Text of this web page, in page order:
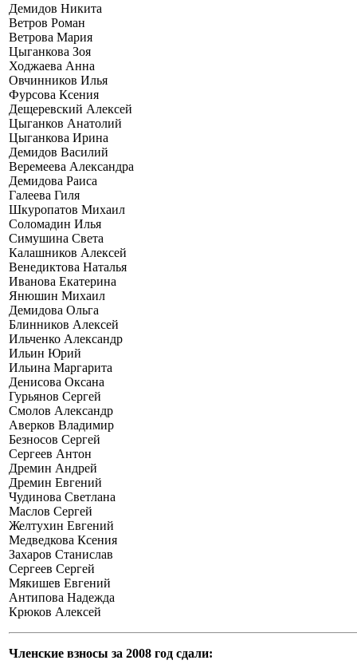
Демидов Никита
Ветров Роман
Ветрова Мария
Цыганкова Зоя
Ходжаева Анна
Овчинников Илья
Фурсова Ксения
Дещеревский Алексей
Цыганков Анатолий
Цыганкова Ирина
Демидов Василий
Веремеева Александра
Демидова Раиса
Галеева Гиля
Шкуропатов Михаил
Соломадин Илья
Симушина Света
Калашников Алексей
Венедиктова Наталья
Иванова Екатерина
Янюшин Михаил
Демидова Ольга
Блинников Алексей
Ильченко Александр
Ильин Юрий
Ильина Маргарита
Денисова Оксана
Гурьянов Сергей
Смолов Александр
Аверков Владимир
Безносов Сергей
Сергеев Антон
Дремин Андрей
Дремин Евгений
Чудинова Светлана
Маслов Сергей
Желтухин Евгений
Медведкова Ксения
Захаров Станислав
Сергеев Сергей
Мякишев Евгений
Антипова Надежда
Крюков Алексей
Членские взносы за 2008 год сдали: